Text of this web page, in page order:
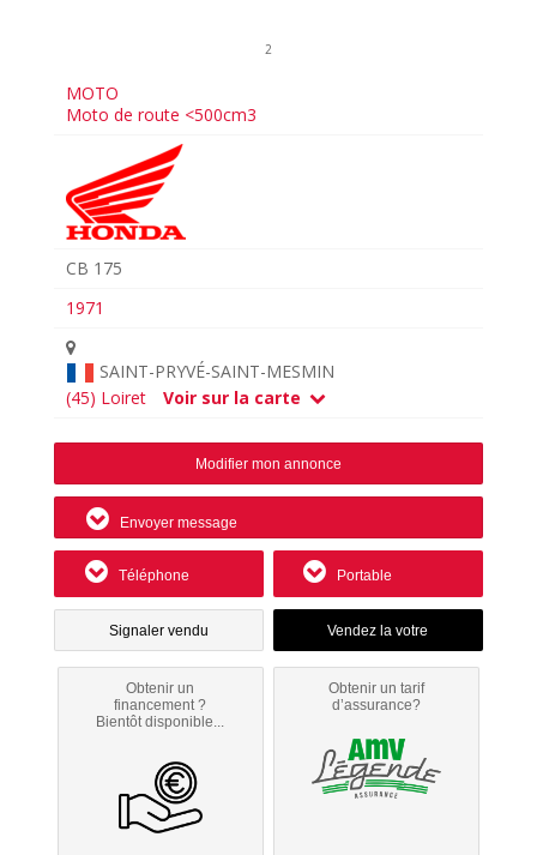
2
MOTO
Moto de route <500cm3
CB 175
1971
SAINT-PRYVÉ-SAINT-MESMIN
(45) Loiret
Voir sur la carte
Modifier mon annonce
Envoyer message
Téléphone Portable
Signaler vendu
Obtenir un
financement ?
Bientôt disponible...
Obtenir un tarif
d’assurance?